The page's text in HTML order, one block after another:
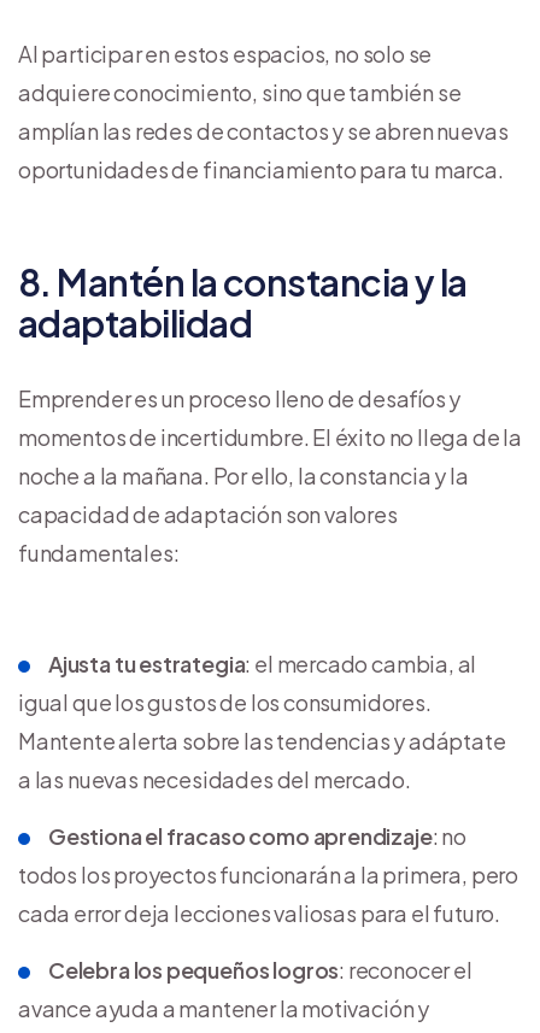
Al participar en estos espacios, no solo se
adquiere conocimiento, sino que también se
amplían las redes de contactos y se abren nuevas
oportunidades de financiamiento para tu marca.
8. Mantén la constancia y la
adaptabilidad
Emprender es un proceso lleno de desafíos y
momentos de incertidumbre. El éxito no llega de la
noche a la mañana. Por ello, la constancia y la
capacidad de adaptación son valores
fundamentales:
Ajusta tu estrategia: el mercado cambia, al
igual que los gustos de los consumidores.
Mantente alerta sobre las tendencias y adáptate
a las nuevas necesidades del mercado.
Gestiona el fracaso como aprendizaje: no
todos los proyectos funcionarán a la primera, pero
cada error deja lecciones valiosas para el futuro.
Celebra los pequeños logros: reconocer el
avance ayuda a mantener la motivación y